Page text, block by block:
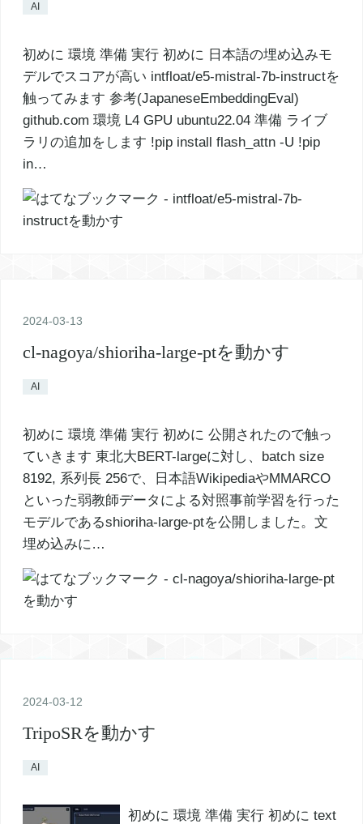
AI
初めに 環境 準備 実行 初めに 日本語の埋め込みモ
デルでスコアが高い intfloat/e5-mistral-7b-instructを
触ってみます 参考(JapaneseEmbeddingEval)
github.com 環境 L4 GPU ubuntu22.04 準備 ライブ
ラリの追加をします !pip install flash_attn -U !pip
in…
2024-03-13
cl-nagoya/shioriha-large-ptを動かす
AI
初めに 環境 準備 実行 初めに 公開されたので触っ
ていきます 東北大BERT-largeに対し、batch size
8192, 系列長 256で、日本語WikipediaやMMARCO
といった弱教師データによる対照事前学習を行った
モデルであるshioriha-large-ptを公開しました。文
埋め込みに…
2024-03-12
TripoSRを動かす
AI
初めに 環境 準備 実行 初めに text